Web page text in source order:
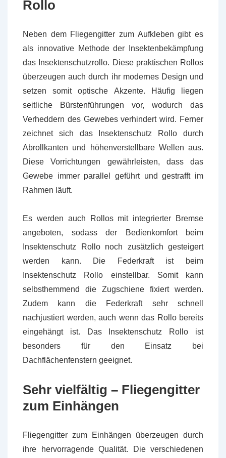
Rollo
Neben dem Fliegengitter zum Aufkleben gibt es
als innovative Methode der Insektenbekämpfung
das Insektenschutzrollo. Diese praktischen Rollos
überzeugen auch durch ihr modernes Design und
setzen somit optische Akzente. Häufig liegen
seitliche Bürstenführungen vor, wodurch das
Verheddern des Gewebes verhindert wird. Ferner
zeichnet sich das Insektenschutz Rollo durch
Abrollkanten und höhenverstellbare Wellen aus.
Diese Vorrichtungen gewährleisten, dass das
Gewebe immer parallel geführt und gestrafft im
Rahmen läuft.
Es werden auch Rollos mit integrierter Bremse
angeboten, sodass der Bedienkomfort beim
Insektenschutz Rollo noch zusätzlich gesteigert
werden kann. Die Federkraft ist beim
Insektenschutz Rollo einstellbar. Somit kann
selbsthemmend die Zugschiene fixiert werden.
Zudem kann die Federkraft sehr schnell
nachjustiert werden, auch wenn das Rollo bereits
eingehängt ist. Das Insektenschutz Rollo ist
besonders für den Einsatz bei
Dachflächenfenstern geeignet.
Sehr vielfältig – Fliegengitter
zum Einhängen
Fliegengitter zum Einhängen überzeugen durch
ihre hervorragende Qualität. Die verschiedenen